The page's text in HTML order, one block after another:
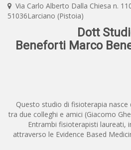
Via Carlo Alberto Dalla Chiesa n.
51036Larciano (Pistoia)
Dott
Beneforti Marco
Questo studio di fisioterapia
tra due colleghi e amici (Giacomo
Entrambi fisioterapisti laureati,
attraverso le Evidence Based